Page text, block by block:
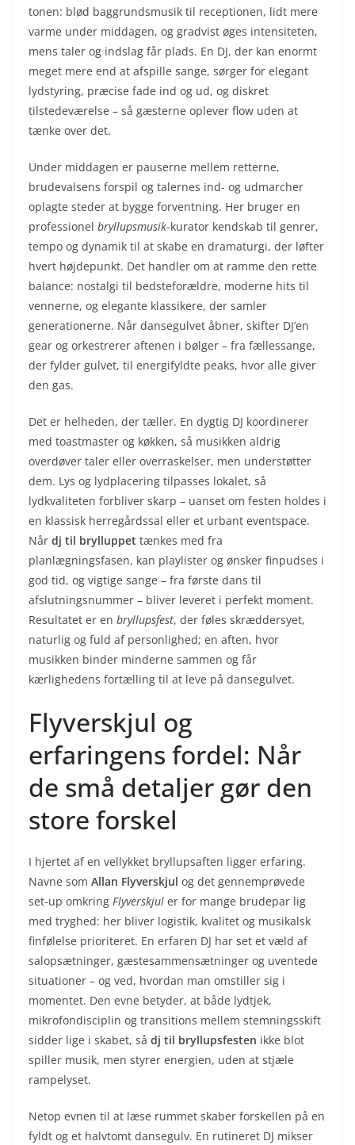
tonen: blød baggrundsmusik til receptionen, lidt mere
varme under middagen, og gradvist øges intensiteten,
mens taler og indslag får plads. En DJ, der kan enormt
meget mere end at afspille sange, sørger for elegant
lydstyring, præcise fade ind og ud, og diskret
tilstedeværelse – så gæsterne oplever flow uden at
tænke over det.
Under middagen er pauserne mellem retterne,
brudevalsens forspil og talernes ind- og udmarcher
oplagte steder at bygge forventning. Her bruger en
professionel bryllupsmusik-kurator kendskab til genrer,
tempo og dynamik til at skabe en dramaturgi, der løfter
hvert højdepunkt. Det handler om at ramme den rette
balance: nostalgi til bedsteforældre, moderne hits til
vennerne, og elegante klassikere, der samler
generationerne. Når dansegulvet åbner, skifter DJ’en
gear og orkestrerer aftenen i bølger – fra fællessange,
der fylder gulvet, til energifyldte peaks, hvor alle giver
den gas.
Det er helheden, der tæller. En dygtig DJ koordinerer
med toastmaster og køkken, så musikken aldrig
overdøver taler eller overraskelser, men understøtter
dem. Lys og lydplacering tilpasses lokalet, så
lydkvaliteten forbliver skarp – uanset om festen holdes i
en klassisk herregårdssal eller et urbant eventspace.
Når dj til brylluppet tænkes med fra
planlægningsfasen, kan playlister og ønsker finpudses i
god tid, og vigtige sange – fra første dans til
afslutningsnummer – bliver leveret i perfekt moment.
Resultatet er en bryllupsfest, der føles skræddersyet,
naturlig og fuld af personlighed; en aften, hvor
musikken binder minderne sammen og får
kærlighedens fortælling til at leve på dansegulvet.
Flyverskjul og
erfaringens fordel: Når
de små detaljer gør den
store forskel
I hjertet af en vellykket bryllupsaften ligger erfaring.
Navne som Allan Flyverskjul og det gennemprøvede
set-up omkring Flyverskjul er for mange brudepar lig
med tryghed: her bliver logistik, kvalitet og musikalsk
finfølelse prioriteret. En erfaren DJ har set et væld af
salopsætninger, gæstesammensætninger og uventede
situationer – og ved, hvordan man omstiller sig i
momentet. Den evne betyder, at både lydtjek,
mikrofondisciplin og transitions mellem stemningsskift
sidder lige i skabet, så dj til bryllupsfesten ikke blot
spiller musik, men styrer energien, uden at stjæle
rampelyset.
Netop evnen til at læse rummet skaber forskellen på en
fyldt og et halvtomt dansegulv. En rutineret DJ mikser